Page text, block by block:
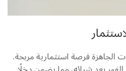
الجاهزة فرصة استثمارية مربحة.